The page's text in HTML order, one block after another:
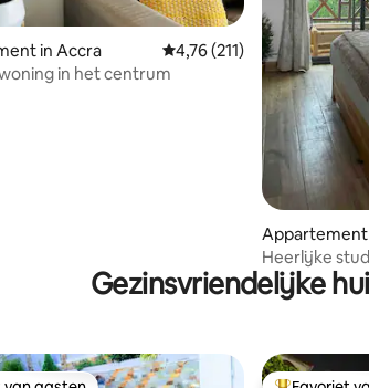
van 4,99 uit 5, 92 recensies
in Accra Gemiddelde beoordeling
4,76 (211)
in het centrum
Appartement
Heerlijke
Gezinsvriendelijke